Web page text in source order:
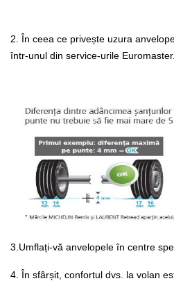
2. În ceea ce privește uzura
într-unul din service-urile Euromaster.
3.Umflați-vă anvelopele în centre
4. În sfârșit, confortul dvs. la volan